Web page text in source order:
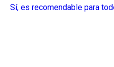
Sí, es recomendable para